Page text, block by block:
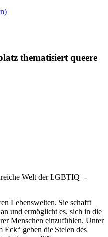
thematisiert queere
Welt der LGBTIQ+-
Lebenswelten. Sie schafft
und ermöglicht es, sich in die
Menschen einzufühlen. Unter
Eck“ geben die Stelen des